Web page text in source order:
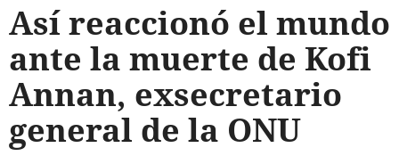
Así reaccionó el mundo
ante la muerte de Kofi
Annan, exsecretario
general de la ONU